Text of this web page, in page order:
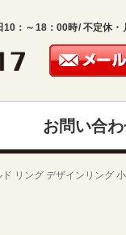
：～18：00時/ 不定休・
お問い合
リング デザインリング